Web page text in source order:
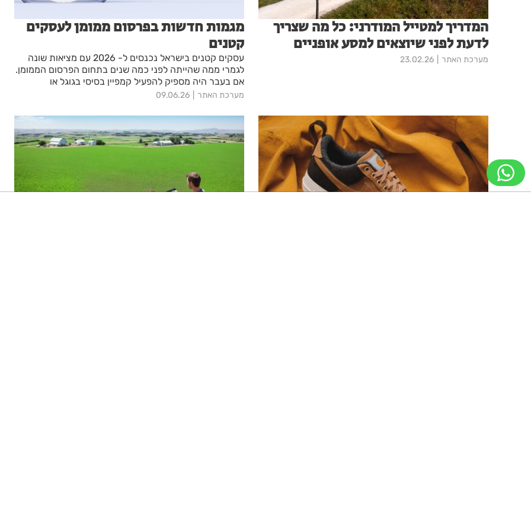
המדריך למטייל המודרני: כל מה שצריך
לדעת לפני שיוצאים למסע אופניים
מערכת האתר 23.02.26
מגמות חדשות בפרסום ממומן לעסקים
קטנים
עסקים קטנים בישראל נכנסים ל- 2026 עם מציאות שונה
לגמרי ממה שהייתה לפני כמה שנים בתחום הפרסום הממומן.
אם בעבר היה מספיק להפעיל קמפיין בסיסי בגוגל או
בפייסבוק כדי לראות לידים, היום התחרות גבוהה יותר,
ומורכבות יותר. בתוך השינוי הזה, עסקים קטנים נדרשים
לחשוב אחרת על הדרך שבה הם מפרסמים ומנהלים תקציבי
שיווק.
מערכת האתר 09.06.26